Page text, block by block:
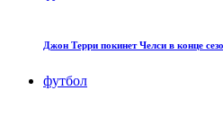
Джон Терри покинет Челси в конце
футбол